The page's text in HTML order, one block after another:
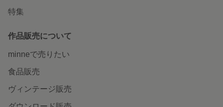
特集
作品販売について
minneで売りたい
食品販売
ヴィンテージ販売